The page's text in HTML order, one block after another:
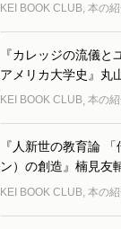
KEI BOOK CLUB ,本の
『カレッジの流儀
アメリカ大学史』丸
KEI BOOK CLUB ,本の
『人新世の教育論
ン）の創造』楠見友
KEI BOOK CLUB,本の